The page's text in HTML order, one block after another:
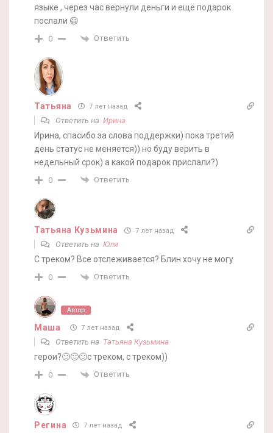
языке , через час вернули деньги и ещё подарок
послали 😃
0 Ответить
Татьяна 7 лет назад
Ответить на Ирина
Ирина, спасибо за слова поддержки) пока третий
день статус не меняется)) но буду верить в
недельный срок) а какой подарок прислали?)
0 Ответить
Татьяна Кузьмина 7 лет назад
Ответить на Юля
С треком? Все отслеживается? Блин хочу не могу
0 Ответить
Автор
Маша 7 лет назад
Ответить на Татьяна Кузьмина
герои?🙂🙂🙂с треком, с треком))
0 Ответить
Регина 7 лет назад